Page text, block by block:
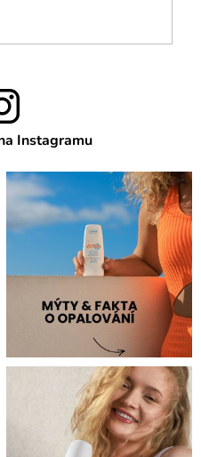
Instagramu